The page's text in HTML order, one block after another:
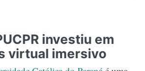
investiu em
virtual imersivo